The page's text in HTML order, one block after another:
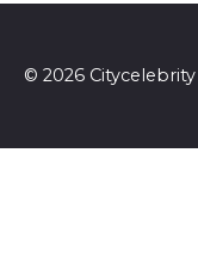
© 2026 Сitycelebrity